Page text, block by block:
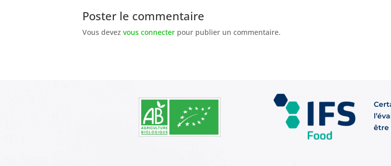
Poster le commentaire
Vous devez vous connecter pour publier un commentaire.
être